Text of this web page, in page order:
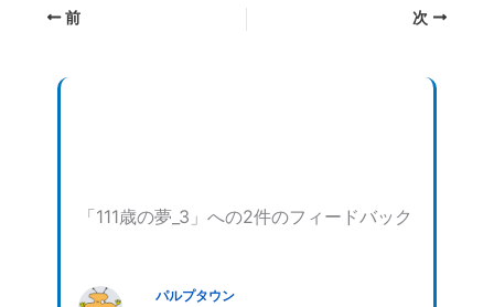
前 次
「111歳の夢_3」への2件のフィードバック
パルプタウン